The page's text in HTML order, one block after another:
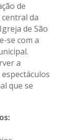
de
da
de São
se com a
a
que se